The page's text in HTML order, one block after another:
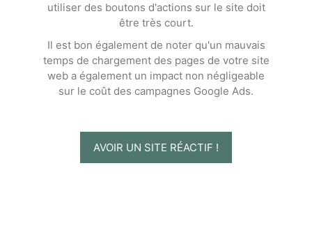
utiliser des boutons d'actions sur le site doit
être très court.
Il est bon également de noter qu'un mauvais
temps de chargement des pages de votre site
web a également un impact non négligeable
sur le coût des campagnes Google Ads.
AVOIR UN SITE RÉACTIF !